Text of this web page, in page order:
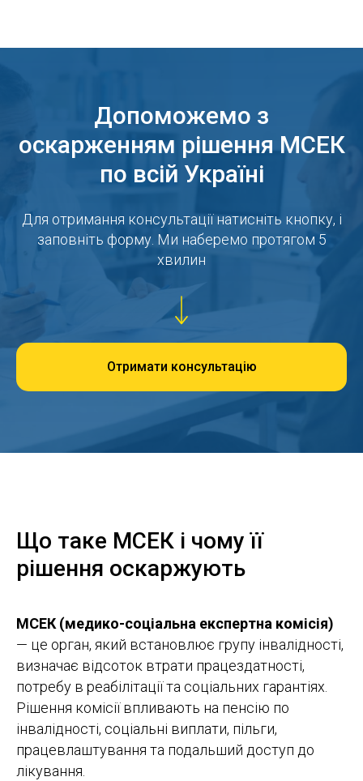
Допоможемо з
оскарженням рішення МСЕК
по всій Україні
Для отримання консультації натисніть кнопку, і
заповніть форму. Ми наберемо протягом 5
хвилин
Отримати консультацію
Що таке МСЕК і чому її
рішення оскаржують
МСЕК (медико-соціальна експертна комісія)
— це орган, який встановлює групу інвалідності,
визначає відсоток втрати працездатності,
потребу в реабілітації та соціальних гарантіях.
Рішення комісії впливають на пенсію по
інвалідності, соціальні виплати, пільги,
працевлаштування та подальший доступ до
лікування.